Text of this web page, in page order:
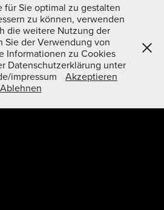
Debatte, lässt die Hellcat einen
Einen Blick erntet sie sich
für Sie optimal zu gestalten
zu können, verwenden
die weitere Nutzung der
Sie der Verwendung von
Informationen zu Cookies
Datenschutzerklärung unter
impressum
Akzeptieren
Ablehnen